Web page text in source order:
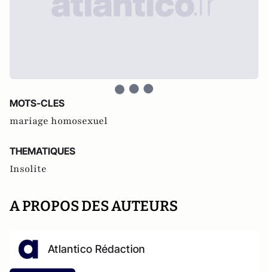
MOTS-CLES
mariage homosexuel
THEMATIQUES
Insolite
A PROPOS DES AUTEURS
Atlantico Rédaction